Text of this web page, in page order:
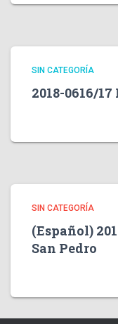
SIN CATEGORÍA
2018-0616/
SIN CATEGORÍA
(Español)
San Pedro